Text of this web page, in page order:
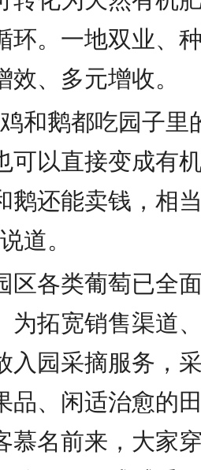
环。一地双业、
效、多元增收。
和鹅都吃园子里
可以直接变成有
鹅还能卖钱，相
道。
区各类葡萄已全
为拓宽销售渠道
入园采摘服务，
品、闲适治愈的
慕名前来，大家